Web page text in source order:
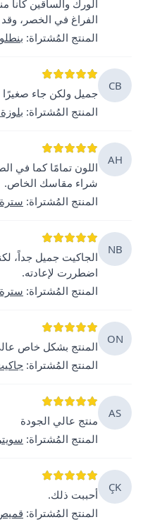
الورك والساقين
الفراغ في الخصر،
المنتج المُشتراة:
CB
جميل ولكن جاء صغيرًا
المنتج المُشتراة:
AH
اللون تمامًا كما في
شراء مقاسك الخاص.
المنتج المُشتراة:
NB
الجاكيت جميل جداً،
اضطررت لإعادته.
المنتج المُشتراة:
ON
المنتج بشكل خاص
المنتج المُشتراة:
AS
منتج عالي الجودة
المنتج المُشتراة:
ÇK
أحببت ذلك.
المنتج المُشتراة: